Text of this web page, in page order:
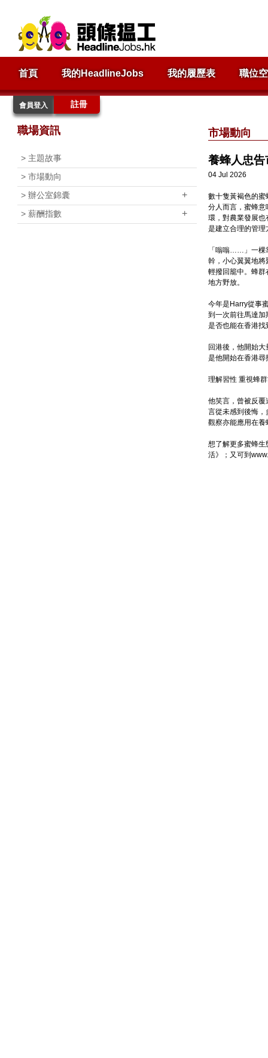
首頁 我的HeadlineJobs 我的履歷表 職位
會員登入 註冊
職場資訊
> 主題故事
> 市場動向
> 辦公室錦囊 +
> 薪酬指數 +
市場動向
養蜂人忠
04 Jul 2026
數十隻黃褐色的
分人而言，蜜蜂
環，對農業發展
是建立合理的管理
「嗡嗡……」一棵
幹，小心翼翼地
輕撥回籠中。蜂
地方野放。
今年是Harry從事
到一次前往馬達
是否也能在香港
回港後，他開始
是他開始在香港尋
理解習性 重視蜂
他笑言，曾被反
言從未感到後悔
觀察亦能應用在養
想了解更多蜜蜂
活》；又可到